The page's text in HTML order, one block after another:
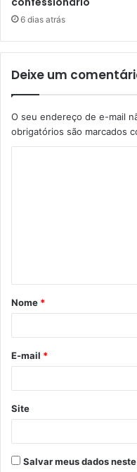
6 dias atrás
Deixe um
O seu endereço de e-mail
obrigatórios são marcados
á
r
*
Nome *
E-mail *
Site
Salvar meus dados